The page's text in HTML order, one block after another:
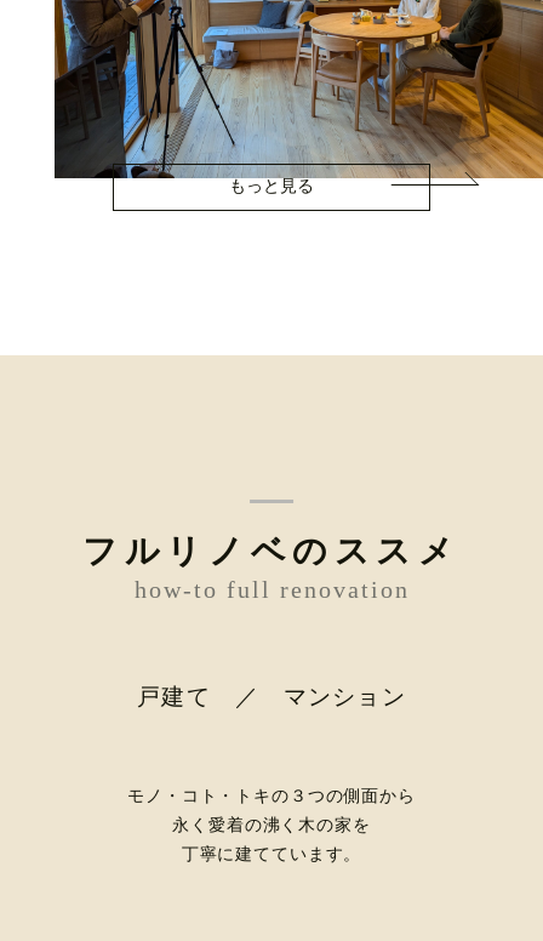
もっと見る
フルリノベのススメ
how-to full renovation
戸建て ／ マンション
モノ・コト・トキの３つの側面から
永く愛着の沸く木の家を
丁寧に建てています。